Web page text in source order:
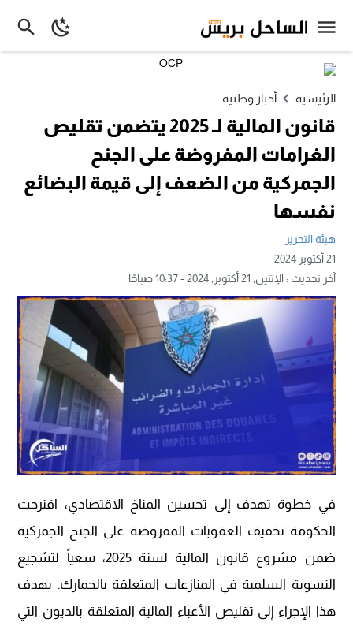
الرئيسية أخبار وطنية
قانون المالية لـ 2025 يتضمن تقليص
الغرامات المفروضة على الجنح
الجمركية من الضعف إلى قيمة البضائع
نفسها
هيئة التحرير
21 أكتوبر 2024
آخر تحديث :الإثنين, 21 أكتوبر, 2024 - 10:37 صباحًا
في خطوة تهدف إلى تحسين المناخ الاقتصادي، اقترحت
الحكومة تخفيف العقوبات المفروضة على الجنح الجمركية
ضمن مشروع قانون المالية لسنة 2025، سعياً لتشجيع
التسوية السلمية في المنازعات المتعلقة بالجمارك. يهدف
هذا الإجراء إلى تقليص الأعباء المالية المتعلقة بالديون التي